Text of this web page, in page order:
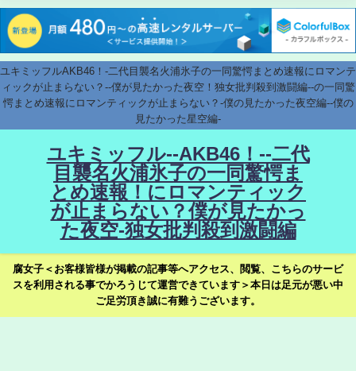
ユキミッフルAKB46！-二代目襲名火浦氷子の一同驚愕まとめ速報にロマンテ
ィックが止まらない？--僕が見たかった夜空！独女批判殺到激闘編--の一同驚
愕まとめ速報にロマンティックが止まらない？-僕の見たかった夜空編--僕の
見たかった星空編-
ユキミッフル--AKB46！--二代
目襲名火浦氷子の一同驚愕ま
とめ速報！にロマンティック
が止まらない？僕が見たかっ
た夜空-独女批判殺到激闘編
腐女子＜お客様皆様が掲載の記事等へアクセス、閲覧、こちらのサービ
スを利用される事でかろうじて運営できています＞本日は足元が悪い中
ご足労頂き誠に有難うございます。